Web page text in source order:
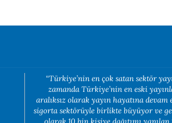
“Türkiye’nin en çok satan sektör
zamanda Türkiye’nin en eski
aralıksız olarak yayın hayatına devam
sigorta sektörüyle birlikte büyüyor ve
olarak 10 bin kişiye dağıtımı